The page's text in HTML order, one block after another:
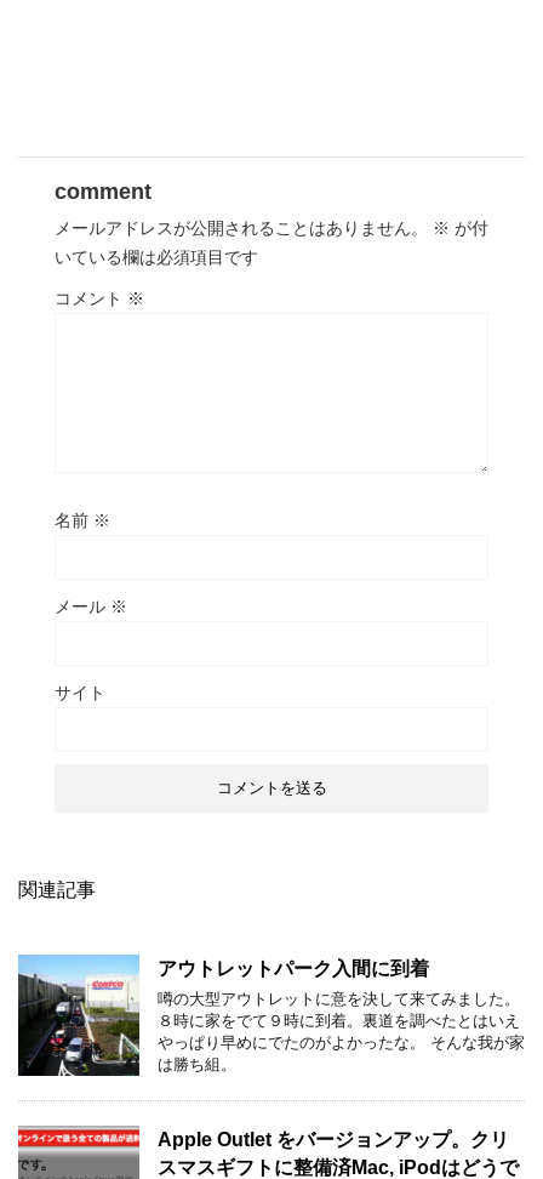
comment
メールアドレスが公開されることはありません。 ※ が付
いている欄は必須項目です
コメント ※
名前 ※
メール ※
サイト
関連記事
アウトレットパーク入間に到着
噂の大型アウトレットに意を決して来てみました。
８時に家をでて９時に到着。裏道を調べたとはいえ
やっぱり早めにでたのがよかったな。 そんな我が家
は勝ち組。
Apple Outlet をバージョンアップ。クリ
スマスギフトに整備済Mac, iPodはどうで